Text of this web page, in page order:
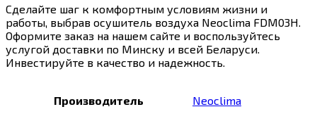
Сделайте шаг к комфортным условиям жизни и
работы, выбрав осушитель воздуха Neoclima FDM03H.
Оформите заказ на нашем сайте и воспользуйтесь
услугой доставки по Минску и всей Беларуси.
Инвестируйте в качество и надежность.
Производитель Neoclima